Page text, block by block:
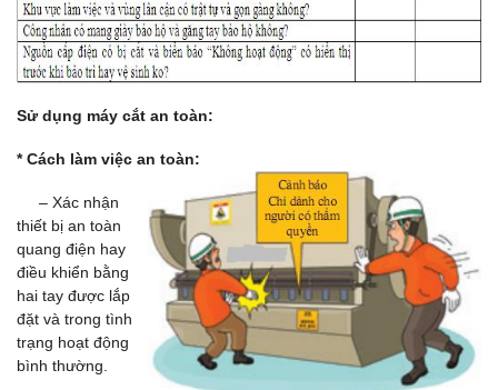
Sử dụng máy cắt an toàn:
* Cách làm việc an toàn:
– Xác nhận
thiết bị an toàn
quang điện hay
điều khiển bằng
hai tay được lắp
đặt và trong tình
trạng hoạt động
bình thường.